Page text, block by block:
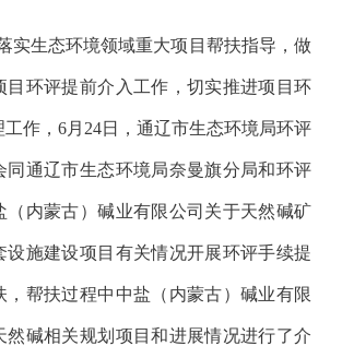
实生态环境领域重大项目帮扶指导，做
目环评提前介入工作，切实推进项目环
作，6月24日，通辽市生态环境局环评
同通辽市生态环境局奈曼旗分局和环评
（内蒙古）碱业有限公司关于天然碱矿
设施建设项目有关情况开展环评手续提
，帮扶过程中中盐（内蒙古）碱业有限
然碱相关规划项目和进展情况进行了介